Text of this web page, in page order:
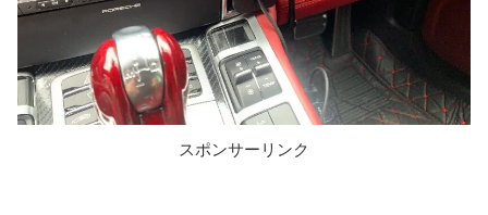
スポンサーリンク